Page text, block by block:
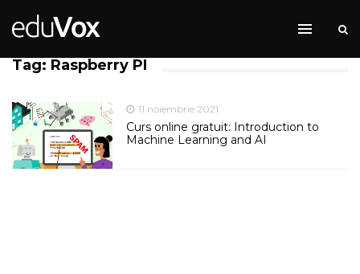
Tag: Raspberry PI
11 noiembrie 2021
Curs online gratuit: Introduction to
Machine Learning and AI